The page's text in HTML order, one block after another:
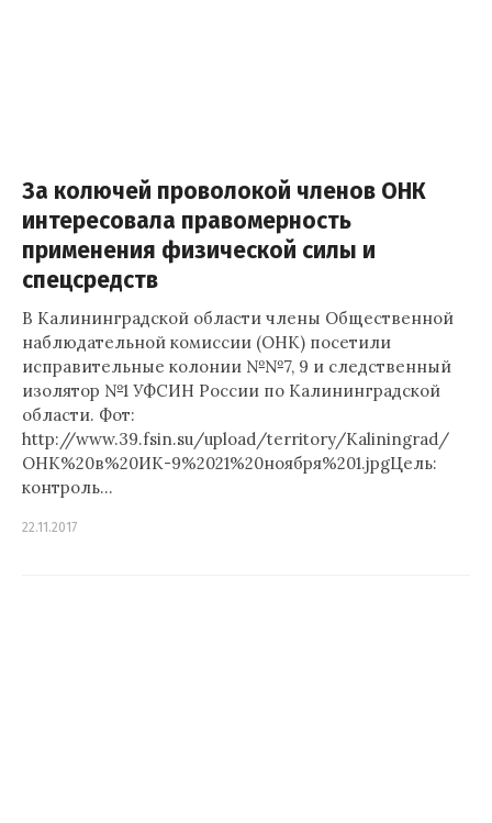
За колючей проволокой членов ОНК
интересовала правомерность
применения физической силы и
спецсредств
В Калининградской области члены Общественной
наблюдательной комиссии (ОНК) посетили
исправительные колонии №№7, 9 и следственный
изолятор №1 УФСИН России по Калининградской
области. Фот:
http://www.39.fsin.su/upload/territory/Kaliningrad/
ОНК%20в%20ИК-9%2021%20ноября%201.jpgЦель:
контроль…
22.11.2017